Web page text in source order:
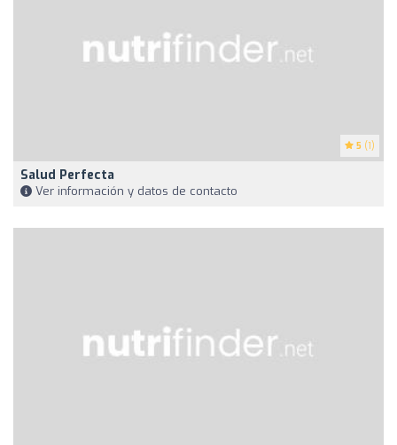
5 (1)
Salud Perfecta
Ver información y datos de contacto